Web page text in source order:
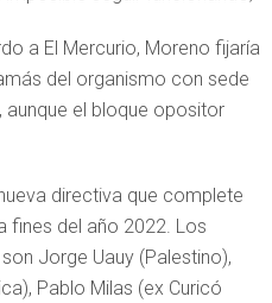
a El Mercurio, Moreno fijaría
del organismo con sede
aunque el bloque opositor
directiva que complete
fines del año 2022. Los
Jorge Uauy (Palestino),
Pablo Milas (ex Curicó